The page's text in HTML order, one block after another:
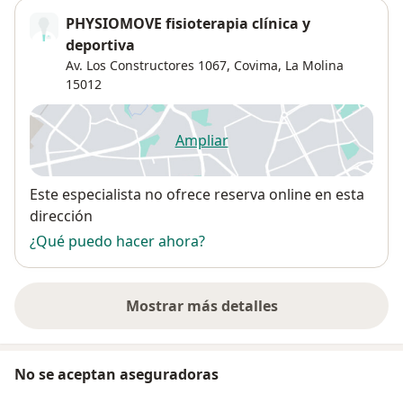
PHYSIOMOVE fisioterapia clínica y
deportiva
Av. Los Constructores 1067, Covima, La Molina
15012
Ampliarse abre en una nueva
Disponibilidad
Este especialista no ofrece reserva online en esta
dirección
¿Qué puedo hacer ahora?
Mostrar más detalles
sobre la dirección
No se aceptan aseguradoras